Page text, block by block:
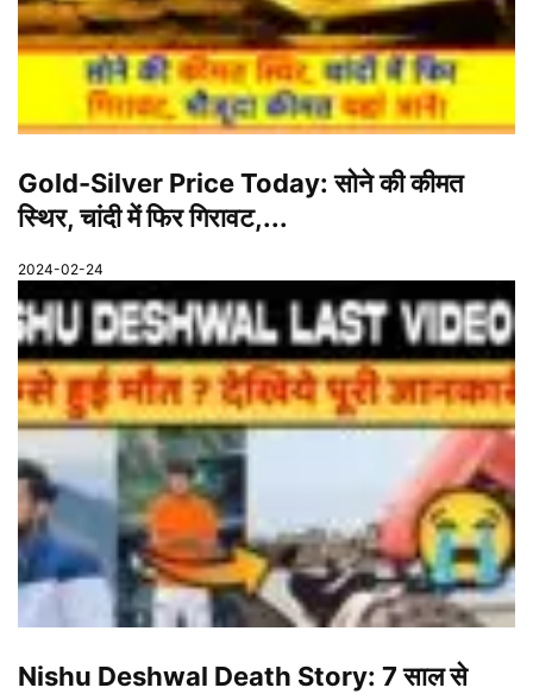
Gold-Silver Price Today: सोने की कीमत
स्थिर, चांदी में फिर गिरावट,...
2024-02-24
Nishu Deshwal Death Story: 7 साल से